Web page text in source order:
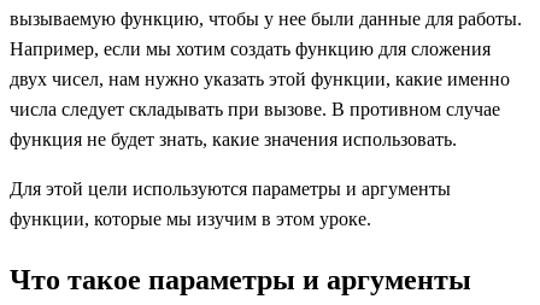
вызываемую функцию, чтобы у нее были данные для работы.
Например, если мы хотим создать функцию для сложения
двух чисел, нам нужно указать этой функции, какие именно
числа следует складывать при вызове. В противном случае
функция не будет знать, какие значения использовать.
Для этой цели используются параметры и аргументы
функции, которые мы изучим в этом уроке.
Что такое параметры и аргументы